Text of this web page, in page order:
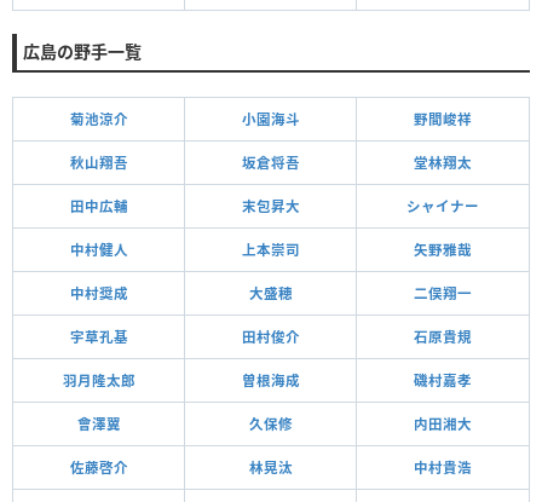
広島の野手一覧
菊池涼介 小園海斗 野間峻祥
秋山翔吾 坂倉将吾 堂林翔太
田中広輔 末包昇大 シャイナー
中村健人 上本崇司 矢野雅哉
中村奨成 大盛穂 二俣翔一
宇草孔基 田村俊介 石原貴規
羽月隆太郎 曽根海成 磯村嘉孝
會澤翼 久保修 内田湘大
佐藤啓介 林晃汰 中村貴浩